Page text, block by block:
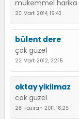
mükemmel harika
20 Mart 2014, 19:43
bülent dere
çok güzel
22 Mart 2012, 22:15
oktay yikilmaz
cok guzel
28 Haziran 2011, 18:25